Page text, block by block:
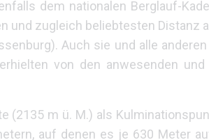
dem nationalen Berglauf-
und zugleich beliebtesten Distanz
Auch sie und alle
von den anwesenden
(2135 m ü. M.) als
auf denen es je 630 Meter